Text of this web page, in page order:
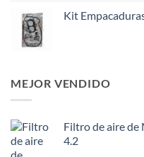
Kit
MEJOR VENDIDO
Filtro de aire de
4.2